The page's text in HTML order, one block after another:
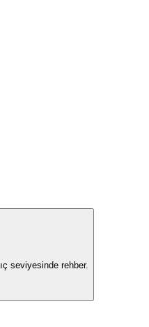
seviyesinde rehber.